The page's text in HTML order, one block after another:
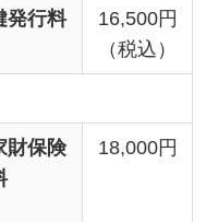
発行料
16,500円
（税込）
財保険
18,000円